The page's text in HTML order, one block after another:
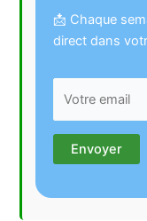
📩 Chaque
direct dans